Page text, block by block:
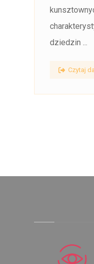
dziedzin ...
Czytaj